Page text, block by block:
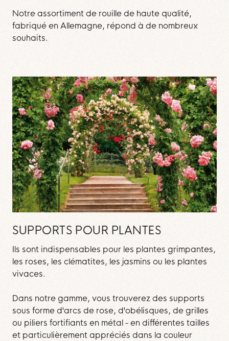
Notre assortiment de rouille de haute qualité,
fabriqué en Allemagne, répond à de nombreux
souhaits.
SUPPORTS POUR PLANTES
Ils sont indispensables pour les plantes grimpantes,
les roses, les clématites, les jasmins ou les plantes
vivaces.
Dans notre gamme, vous trouverez des supports
sous forme d'arcs de rose, d'obélisques, de grilles
ou piliers fortifiants en métal - en différentes tailles
et particulièrement appréciés dans la couleur